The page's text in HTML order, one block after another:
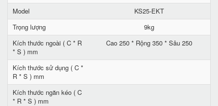
Model
KS25-EKT
Trọng lượng
9kg
Kích thước ngoài ( C * R
* S ) mm
Cao 250 * Rộng 350 * Sâu 250
Kích thước sử dụng ( C *
R * S ) mm
Kích thước ngăn kéo ( C
* R * S ) mm